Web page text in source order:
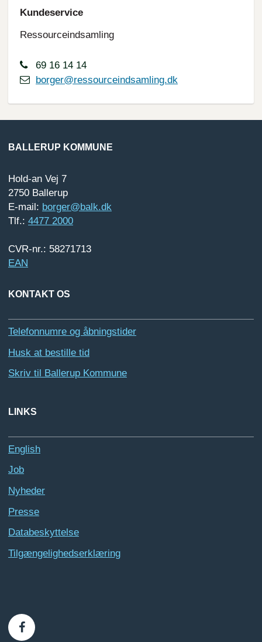
Kundeservice
Ressourceindsamling
69 16 14 14
borger@ressourceindsamling.dk
BALLERUP KOMMUNE
Hold-an Vej 7
2750 Ballerup
E-mail: borger@balk.dk
Tlf.: 4477 2000
CVR-nr.: 58271713
EAN
KONTAKT OS
Telefonnumre og åbningstider
Husk at bestille tid
Skriv til Ballerup Kommune
LINKS
English
Job
Nyheder
Presse
Databeskyttelse
Tilgængelighedserklæring